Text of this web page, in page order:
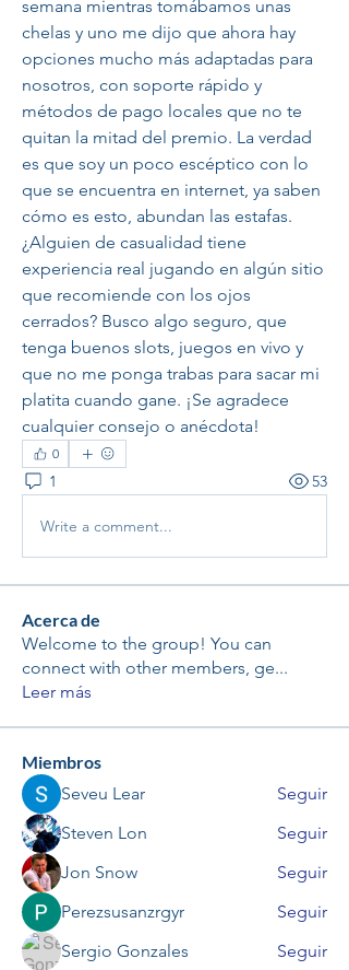
semana mientras tomábamos unas
chelas y uno me dijo que ahora hay
opciones mucho más adaptadas para
nosotros, con soporte rápido y
métodos de pago locales que no te
quitan la mitad del premio. La verdad
es que soy un poco escéptico con lo
que se encuentra en internet, ya saben
cómo es esto, abundan las estafas.
¿Alguien de casualidad tiene
experiencia real jugando en algún sitio
que recomiende con los ojos
cerrados? Busco algo seguro, que
tenga buenos slots, juegos en vivo y
que no me ponga trabas para sacar mi
platita cuando gane. ¡Se agradece
cualquier consejo o anécdota!
0
1 53
Write a comment...
Acerca de
Welcome to the group! You can
connect with other members, ge...
Leer más
Miembros
Seveu Lear
Seguir
Steven Lon
Seguir
Jon Snow
Seguir
Perezsusanzrgyr
Seguir
Sergio Gonzales
Seguir